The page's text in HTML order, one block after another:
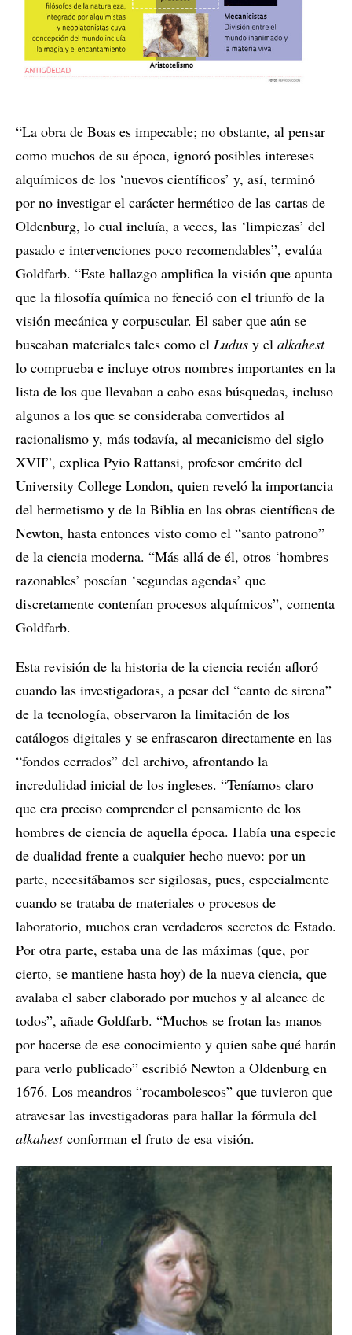
“La obra de Boas es impecable; no obstante, al pensar
como muchos de su época, ignoró posibles intereses
alquímicos de los ‘nuevos científicos’ y, así, terminó
por no investigar el carácter hermético de las cartas de
Oldenburg, lo cual incluía, a veces, las ‘limpiezas’ del
pasado e intervenciones poco recomendables”, evalúa
Goldfarb. “Este hallazgo amplifica la visión que apunta
que la filosofía química no feneció con el triunfo de la
visión mecánica y corpuscular. El saber que aún se
buscaban materiales tales como el Ludus y el alkahest
lo comprueba e incluye otros nombres importantes en la
lista de los que llevaban a cabo esas búsquedas, incluso
algunos a los que se consideraba convertidos al
racionalismo y, más todavía, al mecanicismo del siglo
XVII”, explica Pyio Rattansi, profesor emérito del
University College London, quien reveló la importancia
del hermetismo y de la Biblia en las obras científicas de
Newton, hasta entonces visto como el “santo patrono”
de la ciencia moderna. “Más allá de él, otros ‘hombres
razonables’ poseían ‘segundas agendas’ que
discretamente contenían procesos alquímicos”, comenta
Goldfarb.
Esta revisión de la historia de la ciencia recién afloró
cuando las investigadoras, a pesar del “canto de sirena”
de la tecnología, observaron la limitación de los
catálogos digitales y se enfrascaron directamente en las
“fondos cerrados” del archivo, afrontando la
incredulidad inicial de los ingleses. “Teníamos claro
que era preciso comprender el pensamiento de los
hombres de ciencia de aquella época. Había una especie
de dualidad frente a cualquier hecho nuevo: por un
parte, necesitábamos ser sigilosas, pues, especialmente
cuando se trataba de materiales o procesos de
laboratorio, muchos eran verdaderos secretos de Estado.
Por otra parte, estaba una de las máximas (que, por
cierto, se mantiene hasta hoy) de la nueva ciencia, que
avalaba el saber elaborado por muchos y al alcance de
todos”, añade Goldfarb. “Muchos se frotan las manos
por hacerse de ese conocimiento y quien sabe qué harán
para verlo publicado” escribió Newton a Oldenburg en
1676. Los meandros “rocambolescos” que tuvieron que
atravesar las investigadoras para hallar la fórmula del
alkahestconforman el fruto de esa visión.